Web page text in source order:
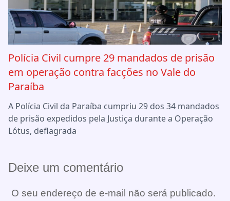
Polícia Civil cumpre 29 mandados de prisão
em operação contra facções no Vale do
Paraíba
A Polícia Civil da Paraíba cumpriu 29 dos 34 mandados
de prisão expedidos pela Justiça durante a Operação
Lótus, deflagrada
Deixe um comentário
O seu endereço de e-mail não será publicado.